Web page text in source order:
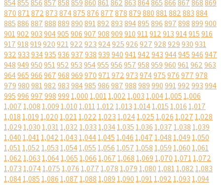
854855856857858859860861862863864865866867868869
870871872873874875876877878879880881882883884
885886887888889890891892893894895896897898899900
901902903904905906907908909910911912913914915916
917918919920921922923924925926927928929930931
932933934935936937938939940941942943944945946947
948949950951952953954955956957958959960961962963
964965966967968969970971972973974975976977978
979980981982983984985986987988989990991992993994
9959969979989991,0001,0011,0021,0031,0041,0051,006
1,0071,0081,0091,0101,0111,0121,0131,0141,0151,0161,017
1,0181,0191,0201,0211,0221,0231,0241,0251,0261,0271,028
1,0291,0301,0311,0321,0331,0341,0351,0361,0371,0381,039
1,0401,0411,0421,0431,0441,0451,0461,0471,0481,0491,050
1,0511,0521,0531,0541,0551,0561,0571,0581,0591,0601,061
1,0621,0631,0641,0651,0661,0671,0681,0691,0701,0711,072
1,0731,0741,0751,0761,0771,0781,0791,0801,0811,0821,083
1,0841,0851,0861,0871,0881,0891,0901,0911,0921,0931,094